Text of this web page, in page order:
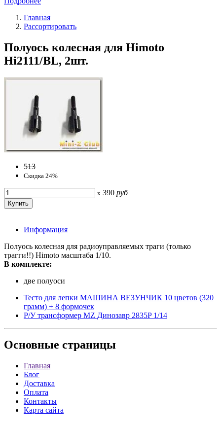
Главная
Рассортировать
Полуось колесная для Himoto
Hi2111/BL, 2шт.
513
Скидка 24%
x 390 руб
Информация
Полуось колесная для радиоуправляемых траги (только
трагги!!) Himoto масштаба 1/10.
В комплекте:
две полуоси
Тесто для лепки МАШИНА ВЕЗУНЧИК 10 цветов (320
грамм) + 8 формочек
Р/У трансформер MZ Динозавр 2835P 1/14
Основные страницы
Главная
Блог
Доставка
Оплата
Контакты
Карта сайта